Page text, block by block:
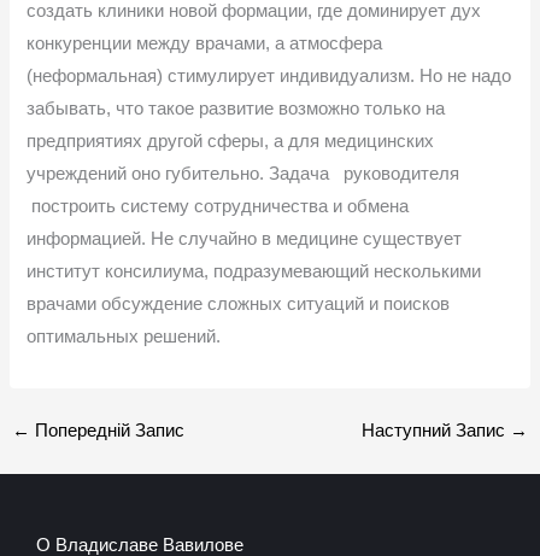
создать клиники новой формации, где доминирует дух
конкуренции между врачами, а атмосфера
(неформальная) стимулирует индивидуализм. Но не надо
забывать, что такое развитие возможно только на
предприятиях другой сферы, а для медицинских
учреждений оно губительно. Задача руководителя
построить систему сотрудничества и обмена
информацией. Не случайно в медицине существует
институт консилиума, подразумевающий несколькими
врачами обсуждение сложных ситуаций и поисков
оптимальных решений.
← Попередній Запис Наступний Запис →
О Владиславе Вавилове